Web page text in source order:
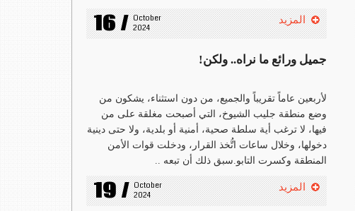
16 / October
2024
المزيد
جميل ورائع ما نراه.. ولكن!
لأربعين عاماً تقريباً والجميع، من دون استثناء، يشكون من
وضع منطقة جليب الشيوخ، التي أصبحت مغلقة على من
فيها، لا ترغب أية سلطة صحية، أمنية أو بلدية، ولا حتى دينية
دخولها، وخلال ساعات اتُّخذ القرار، ودخلت قوات الأمن
المنطقة وكسرت التابو.سبق ذلك أن تبعه ..
19 / October
2024
المزيد